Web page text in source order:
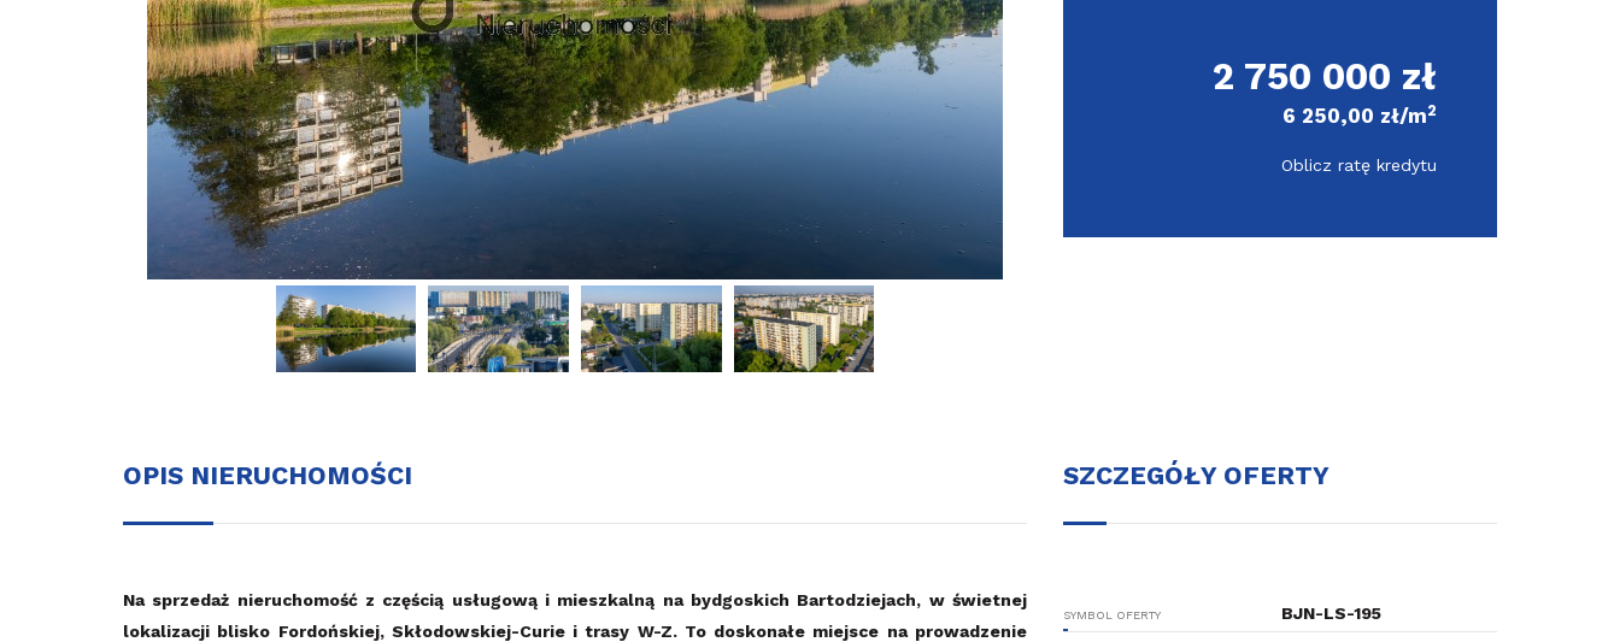
2 750 000 zł
6 250,00 zł/m2
Oblicz ratę kredytu
OPIS NIERUCHOMOŚCI
Na sprzedaż nieruchomość z częścią usługową i mieszkalną na bydgoskich Bartodziejach, w świetnej
lokalizacji blisko Fordońskiej, Skłodowskiej-Curie i trasy W-Z. To doskonałe miejsce na prowadzenie
SZCZEGÓŁY OFERTY
SYMBOL OFERTY BJN-LS-195